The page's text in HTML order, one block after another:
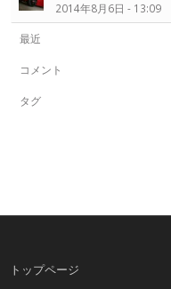
2014年8月6日 - 13:09
最近
コメント
タグ
トップページ